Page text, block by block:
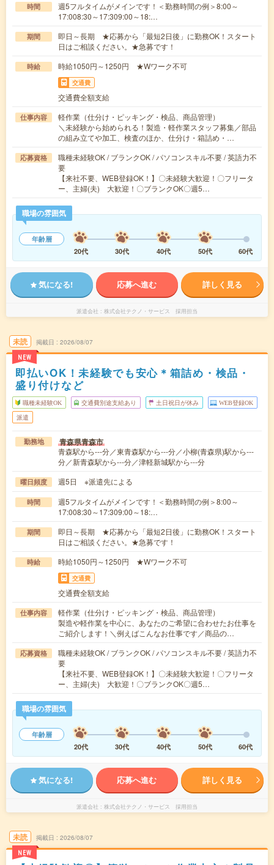
時間
週5フルタイムがメインです！＜勤務時間の例＞8:00～
17:008:30～17:309:00～18:…
期間
即日～長期 ★応募から「最短2日後」に勤務OK！スタート
日はご相談ください。★急募です！
時給 時給1050円～1250円 ★Wワーク不可
交通費
交通費全額支給
仕事内容
軽作業（仕分け・ピッキング・検品、商品管理）
＼未経験から始められる！製造・軽作業スタッフ募集／部品
の組み立てや加工、検査のほか、仕分け・箱詰め・…
応募資格
職種未経験OK / ブランクOK / パソコンスキル不要 / 英語力不
要
【来社不要、WEB登録OK！】〇未経験大歓迎！〇フリータ
ー、主婦(夫) 大歓迎！〇ブランクOK〇週5…
職場の雰囲気
年齢層
20代
30代 40代 50代 60代
気になる! 応募へ進む 詳しく見る
派遣会社 株式会社テクノ・サービス 採用担当
未読
NEW
掲載日 2026/08/07
即払いOK！未経験でも安心＊箱詰め・検品・
盛り付けなど
職種未経験OK 交通費別途支給あり 土日祝日が休み WEB登録OK
派遣
勤務地 青森県青森市
青森駅から---分／東青森駅から---分／小柳(青森県)駅から---
分／新青森駅から---分／津軽新城駅から---分
曜日頻度 週5日 ※派遣先による
時間
週5フルタイムがメインです！＜勤務時間の例＞8:00～
17:008:30～17:309:00～18:…
期間
即日～長期 ★応募から「最短2日後」に勤務OK！スタート
日はご相談ください。★急募です！
時給 時給1050円～1250円 ★Wワーク不可
交通費
交通費全額支給
仕事内容
軽作業（仕分け・ピッキング・検品、商品管理）
製造や軽作業を中心に、あなたのご希望に合わせたお仕事を
ご紹介します！＼例えばこんなお仕事です／商品の…
応募資格
職種未経験OK / ブランクOK / パソコンスキル不要 / 英語力不
要
【来社不要、WEB登録OK！】〇未経験大歓迎！〇フリータ
ー、主婦(夫) 大歓迎！〇ブランクOK〇週5…
職場の雰囲気
年齢層
20代
30代 40代 50代 60代
気になる! 応募へ進む 詳しく見る
派遣会社 株式会社テクノ・サービス 採用担当
未読
NEW
掲載日 2026/08/07